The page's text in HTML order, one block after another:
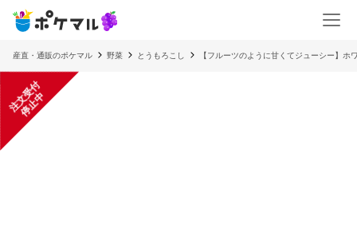
産直・通販のポケマル 野菜 とうもろこし 【フルーツのように甘くてジューシー】ホ
注
文
受
付
停
止
中